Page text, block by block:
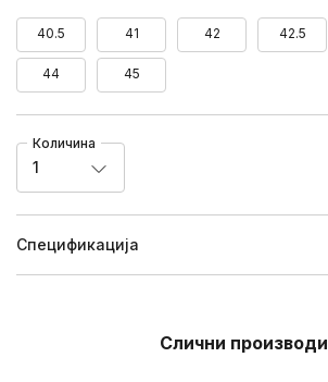
40.5 41 42 42.5
44 45
Количина
1
Спецификацијa
Слични производи